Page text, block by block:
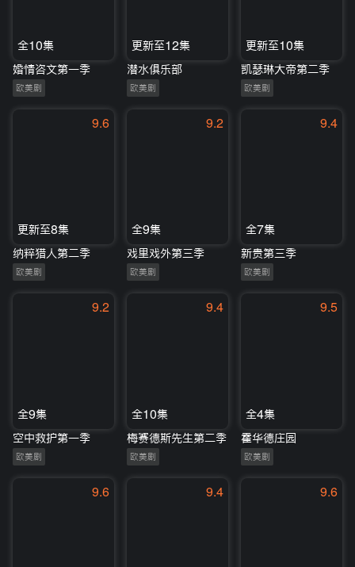
全10集
婚情咨文第一季
欧美剧
更新至12集
潜水俱乐部
欧美剧
更新至10集
凯瑟琳大帝第二季
欧美剧
9.6
更新至8集
纳粹猎人第二季
欧美剧
9.2
全9集
戏里戏外第三季
欧美剧
9.4
全7集
新贵第三季
欧美剧
9.2
全9集
空中救护第一季
欧美剧
9.4
全10集
梅赛德斯先生第二季
欧美剧
9.5
全4集
霍华德庄园
欧美剧
9.6 9.4 9.6